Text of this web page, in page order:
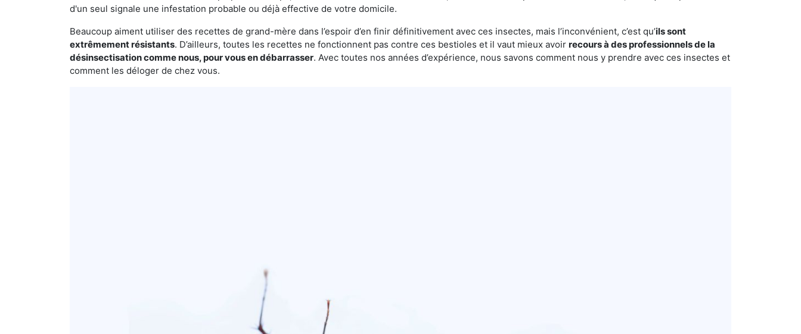
d'un seul signale une infestation probable ou déjà effective de votre domicile.
Beaucoup aiment utiliser des recettes de grand-mère dans l’espoir d’en finir définitivement avec ces insectes, mais l’inconvénient, c’est qu’ils sont
extrêmement résistants. D’ailleurs, toutes les recettes ne fonctionnent pas contre ces bestioles et il vaut mieux avoir recours à des professionnels de la
désinsectisation comme nous, pour vous en débarrasser. Avec toutes nos années d’expérience, nous savons comment nous y prendre avec ces insectes et
comment les déloger de chez vous.